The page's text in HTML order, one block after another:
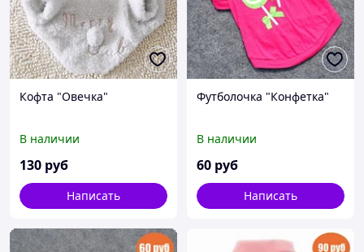
Кофта "Овечка"
В наличии
130 руб
Написать
Футболочка "Конфетка"
В наличии
60 руб
Написать